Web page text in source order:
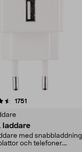
1751
laddare
med snabbladdning
och telefoner.